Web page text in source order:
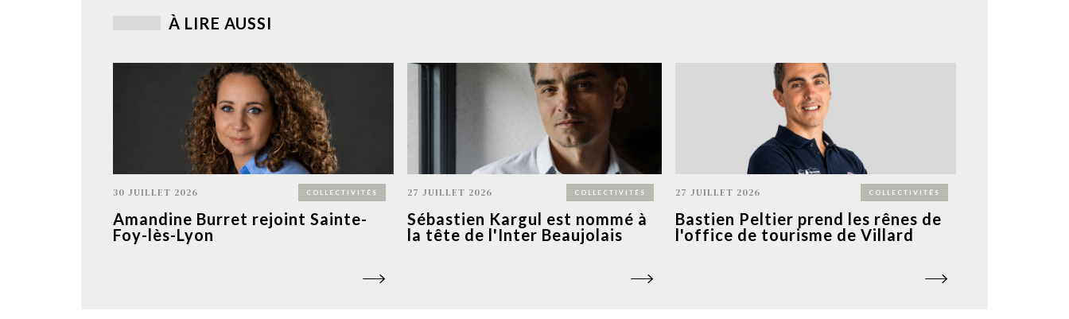
À LIRE AUSSI
30 JUILLET 2026 COLLECTIVITÉS
Amandine Burret rejoint Sainte-
Foy-lès-Lyon
27 JUILLET 2026 COLLECTIVITÉS
Sébastien Kargul est nommé à
la tête de l'Inter Beaujolais
27 JUILLET 2026 COLLECTIVITÉS
Bastien Peltier prend les rênes de
l'office de tourisme de Villard